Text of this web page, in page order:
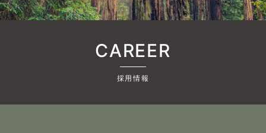
CAREER
採用情報